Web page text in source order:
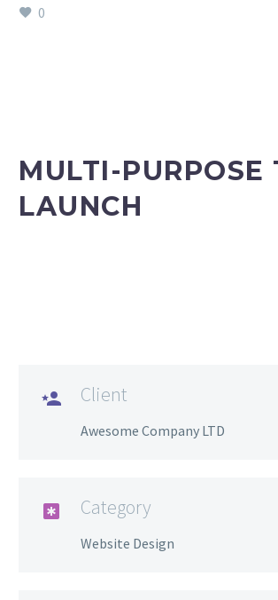
0
MULTI-PURPOSE
LAUNCH
 Client
Awesome Company LTD
 Category
Website Design